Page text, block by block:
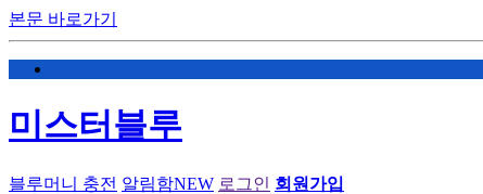
본문 바로가기
미스터블루
블루머니 충전 알림함NEW 로그인 회원가입